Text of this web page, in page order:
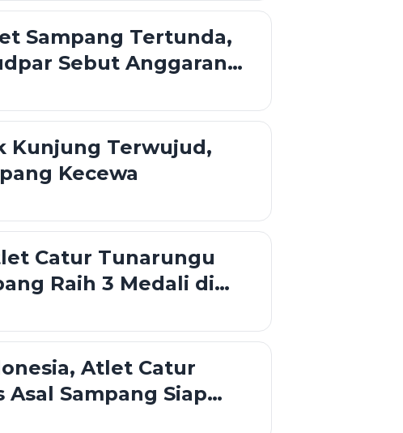
Sampang Tertunda,
Sebut Anggaran
Kunjung Terwujud,
Kecewa
Catur Tunarungu
Raih 3 Medali di
2025
Atlet Catur
Asal Sampang Siap
Deaf Games 2025